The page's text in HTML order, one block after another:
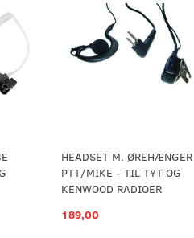
HEADSET M.
PTT/MIKE - TIL TYT OG
KENWOOD RADIOER
189,00